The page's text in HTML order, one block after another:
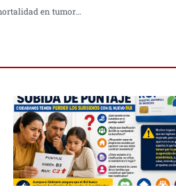
El cáncer de ovario, principal causa de mortalidad en tumores ginecológicos se diagnostica en un 70% en estadios avanzados